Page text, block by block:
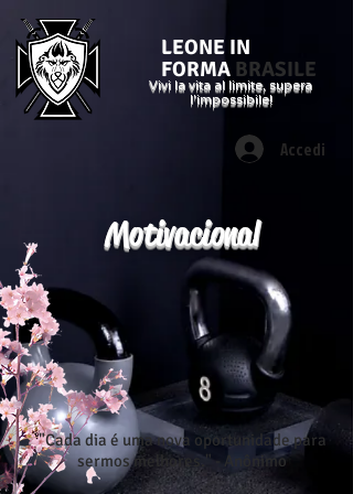
LEONE IN
FORMA BRASILE
Vivi la vita al limite, supera
l'impossibile!
Accedi
Motivacional
"Cada dia é uma nova oportunidade para
sermos melhores." - Anônimo